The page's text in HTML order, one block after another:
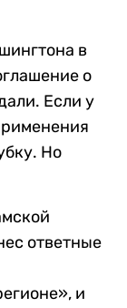
в
о
Если у
Но
ответные
и